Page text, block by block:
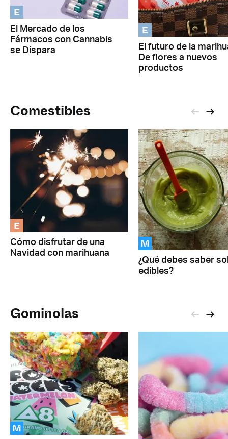
E
El Mercado de los
Fármacos con Cannabis
se Dispara
E
El futuro de la
De flores a nuevos
productos
Comestibles
E
Cómo disfrutar de una
Navidad con marihuana
M
¿Qué debes saber
edibles?
Gominolas
M